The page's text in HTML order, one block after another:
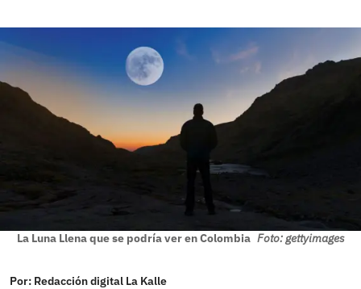
La Luna Llena que se podría ver en Colombia Foto: gettyimages
Por: Redacción digital La Kalle